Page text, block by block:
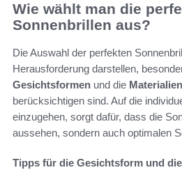
Wie wählt man die
Sonnenbrillen aus?
Die Auswahl der perfekten
Herausforderung darstellen,
Gesichtsformen und die
berücksichtigen sind. Auf die
einzugehen, sorgt dafür, dass die
aussehen, sondern auch optimalen
Tipps für die Gesichtsform und